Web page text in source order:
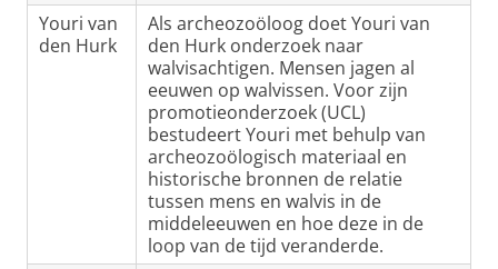
Youri van
den Hurk
Als archeozoöloog doet Youri van
den Hurk onderzoek naar
walvisachtigen. Mensen jagen al
eeuwen op walvissen. Voor zijn
promotieonderzoek (UCL)
bestudeert Youri met behulp van
archeozoölogisch materiaal en
historische bronnen de relatie
tussen mens en walvis in de
middeleeuwen en hoe deze in de
loop van de tijd veranderde.